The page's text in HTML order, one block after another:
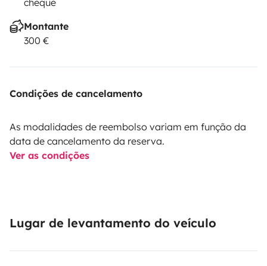
Montante
300 €
Condições de cancelamento
As modalidades de reembolso variam em função da
data de cancelamento da reserva.
Ver as condições
Lugar de levantamento do veículo